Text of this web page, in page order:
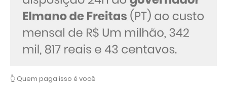
👆 Quem paga isso é você